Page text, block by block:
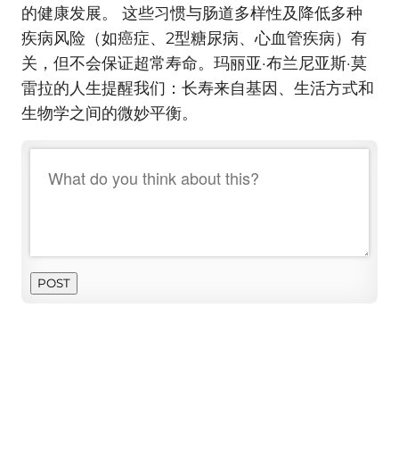
的健康发展。 这些习惯与肠道多样性及降低多种
疾病风险（如癌症、2型糖尿病、心血管疾病）有
关，但不会保证超常寿命。玛丽亚·布兰尼亚斯·莫
雷拉的人生提醒我们：长寿来自基因、生活方式和
生物学之间的微妙平衡。
POST